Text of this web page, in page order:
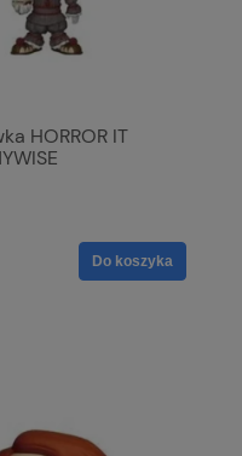
HORROR IT
Do koszyka